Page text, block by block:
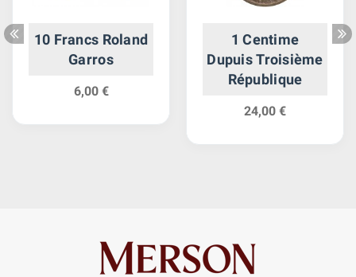
10 Francs Roland
Garros
6,00 €
1 Centime
Dupuis Troisième
République
24,00 €